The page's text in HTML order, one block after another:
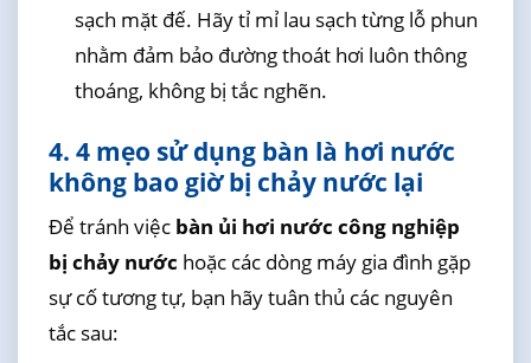
sạch mặt đế. Hãy tỉ mỉ lau sạch từng lỗ phun
nhằm đảm bảo đường thoát hơi luôn thông
thoáng, không bị tắc nghẽn.
4. 4 mẹo sử dụng bàn là hơi nước
không bao giờ bị chảy nước lại
Để tránh việc bàn ủi hơi nước công nghiệp
bị chảy nước hoặc các dòng máy gia đình gặp
sự cố tương tự, bạn hãy tuân thủ các nguyên
tắc sau: